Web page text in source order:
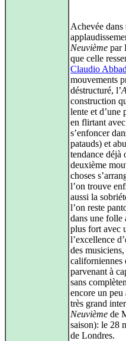
Achevée dans
Neuvième par
que celle
Claudio
mouvements
déstructuré, l’
construction
lente et d’une
en flirtant
s’enfoncer
patauds) et
tendance déjà
deuxième
choses
l’on trouve
aussi la
l’on reste
dans une folle
plus fort avec
l’excellence
des
californiennes
parvenant à
sans
encore un
très grand
Neuvième de
saison): le 28
de Londres.